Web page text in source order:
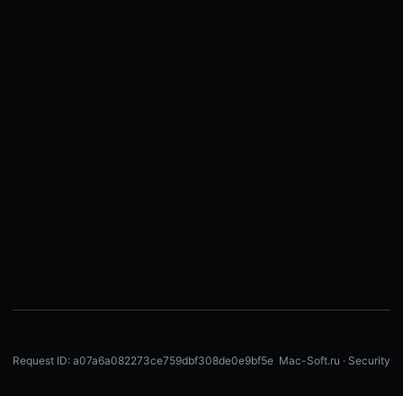
Request ID: a07a6a082273ce759dbf308de0e9bf5e Mac-Soft.ru · Security